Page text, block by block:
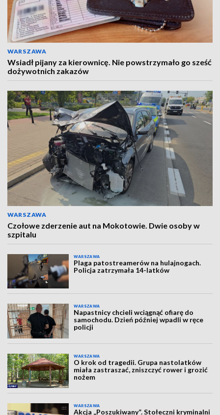
WARSZAWA
Wsiadł pijany za kierownicę. Nie powstrzymało go sześć
dożywotnich zakazów
WARSZAWA
Czołowe zderzenie aut na Mokotowie. Dwie osoby w
szpitalu
WARSZAWA
Plaga patostreamerów na hulajnogach.
Policja zatrzymała 14-latków
WARSZAWA
Napastnicy chcieli wciągnąć ofiarę do
samochodu. Dzień później wpadli w ręce
policji
WARSZAWA
O krok od tragedii. Grupa nastolatków
miała zastraszać, zniszczyć rower i grozić
nożem
WARSZAWA
Akcja „Poszukiwany”. Stołeczni kryminalni